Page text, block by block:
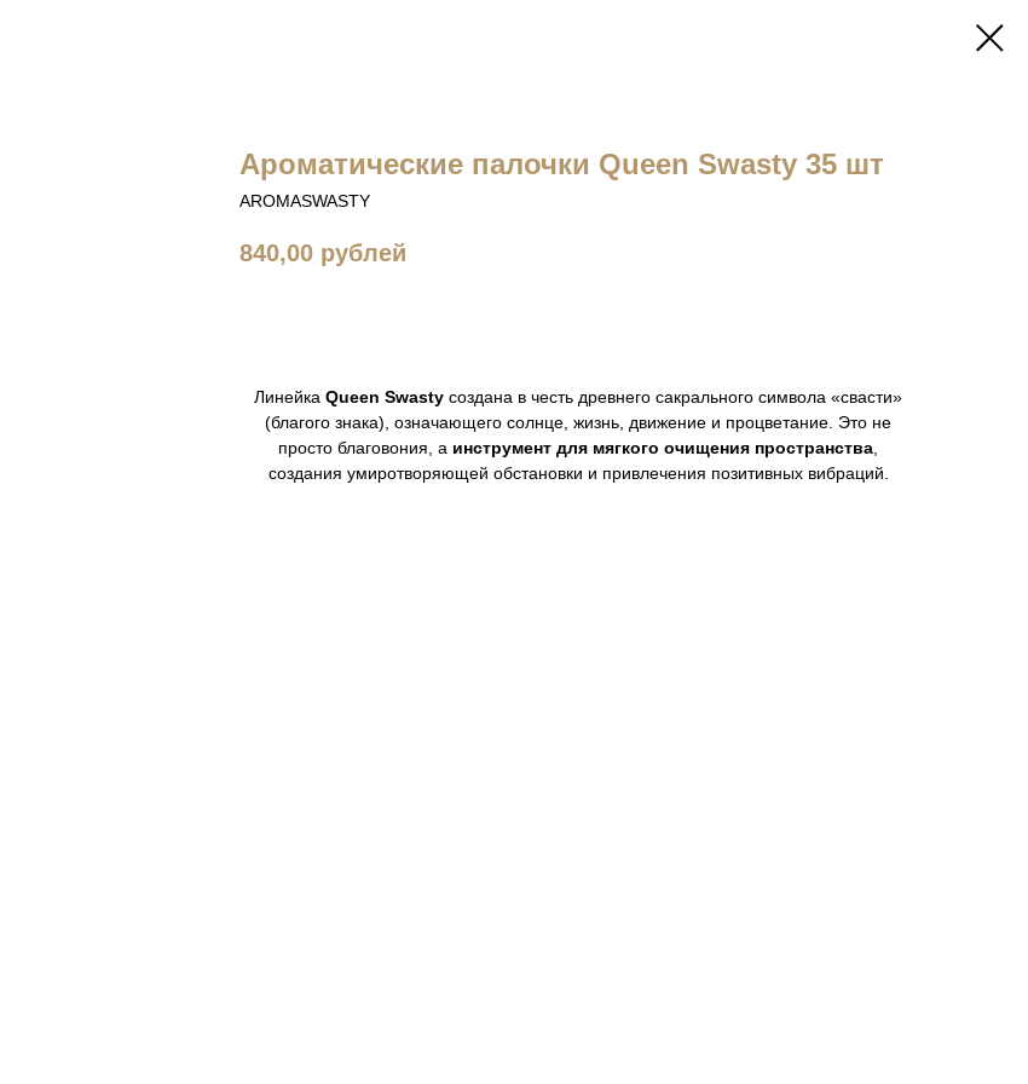
Ароматические палочки Queen Swasty 35 шт
AROMASWASTY
840,00 рублей
Линейка Queen Swasty создана в честь древнего сакрального символа «свасти»
(благого знака), означающего солнце, жизнь, движение и процветание. Это не
просто благовония, а инструмент для мягкого очищения пространства,
создания умиротворяющей обстановки и привлечения позитивных вибраций.